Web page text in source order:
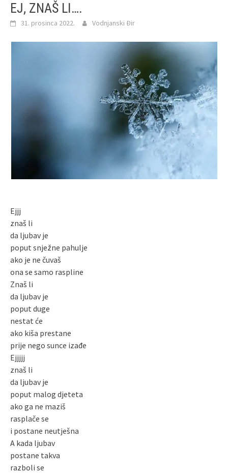
EJ, ZNAŠ LI….
31. prosinca 2022. Vodnjanski Đir
Ejjj
znaš li
da ljubav je
poput snježne pahulje
ako je ne čuvaš
ona se samo raspline
Znaš li
da ljubav je
poput duge
nestat će
ako kiša prestane
prije nego sunce izađe
Ejjjjj
znaš li
da ljubav je
poput malog djeteta
ako ga ne maziš
rasplače se
i postane neutješna
A kada ljubav
postane takva
razboli se